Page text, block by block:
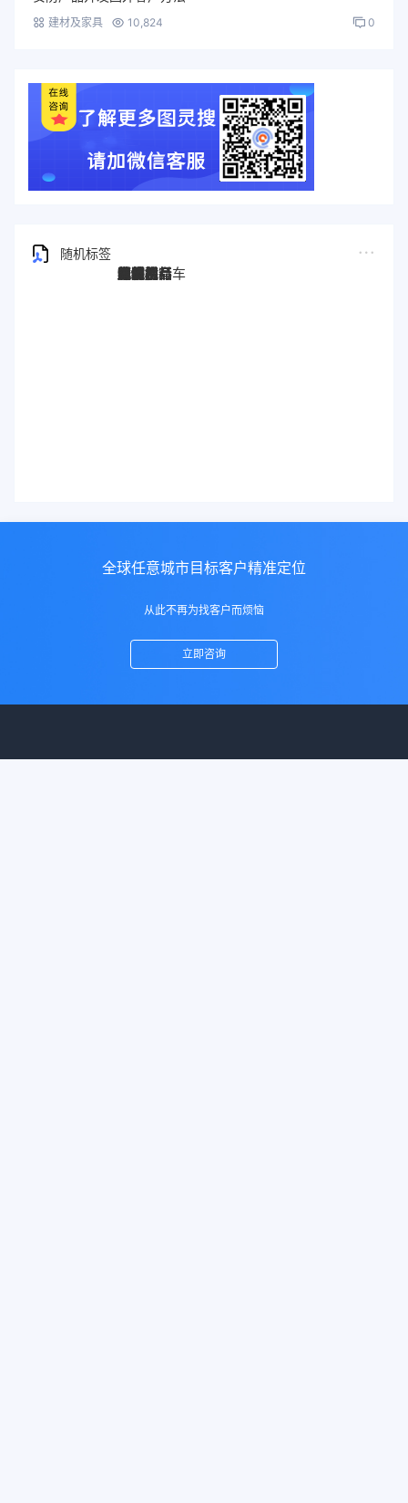
建材及家具 10,824 0
随机标签
图灵搜
电子秤
劳保手套
压缩机
宠物用品
纸袋
塑料袋
箱包
圣诞树
电子烟
集装箱
沙发
户外用品
美容用品
红酒
电动自行车
服装
母婴用品
石材
壁纸
建筑材料
全球任意城市目标客户精准定位
从此不再为找客户而烦恼
立即咨询